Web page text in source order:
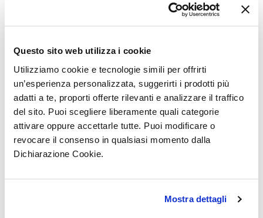
Questo sito web utilizza i cookie
Utilizziamo cookie e tecnologie simili per offrirti
un’esperienza personalizzata, suggerirti i prodotti più
adatti a te, proporti offerte rilevanti e analizzare il traffico
del sito. Puoi scegliere liberamente quali categorie
attivare oppure accettarle tutte. Puoi modificare o
revocare il consenso in qualsiasi momento dalla
Dichiarazione Cookie.
Mostra dettagli
devolución, pero lo
pensé y quiero
conservar los
artículos. ¿Qué
debo hacer?